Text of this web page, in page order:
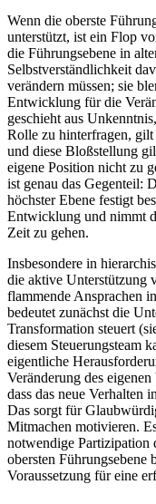
Wenn die oberste
unterstützt, ist ein Flop
die Führungsebene in
Selbstverständlichkeit
verändern müssen; sie
Entwicklung für die
geschieht aus
Rolle zu hinterfragen,
und diese Bloßstellung
eigene Position nicht zu
ist genau das Gegenteil:
höchster Ebene festigt
Entwicklung und nimmt
Zeit zu gehen.
Insbesondere in
die aktive Unterstützung
flammende Ansprachen
bedeutet zunächst die
Transformation steuert
diesem Steuerungsteam
eigentliche
Veränderung des
dass das neue Verhalten
Das sorgt für
Mitmachen motivieren.
notwendige Partizipation
obersten Führungsebene
Voraussetzung für eine